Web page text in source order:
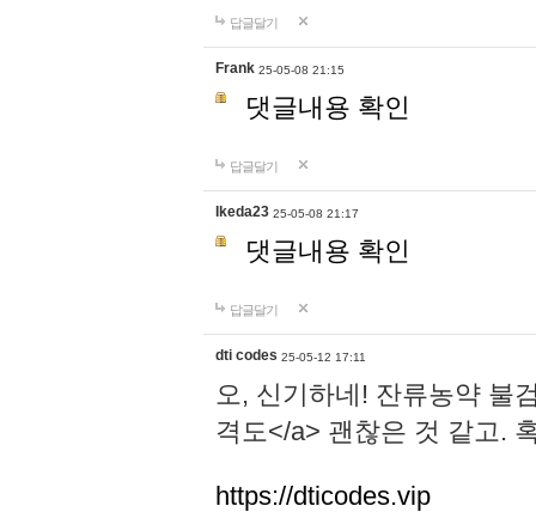
답글달기
Frank 25-05-08 21:15
댓글내용 확인
답글달기
Ikeda23 25-05-08 21:17
댓글내용 확인
답글달기
dti codes 25-05-12 17:11
오, 신기하네! 잔류농약 불
격도</a> 괜찮은 것 같고.
https://dticodes.vip